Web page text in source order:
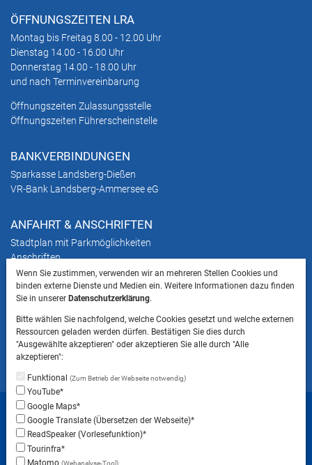
ÖFFNUNGSZEITEN LRA
Montag bis Freitag 8.00 - 12.00 Uhr
Dienstag 14.00 - 16.00 Uhr
Donnerstag 14.00 - 18.00 Uhr
und nach Terminvereinbarung
Öffnungszeiten Zulassungsstelle
Öffnungszeiten Führerscheinstelle
BANKVERBINDUNGEN
Sparkasse Landsberg-Dießen
VR-Bank Landsberg-Ammersee eG
ANFAHRT & ANSCHRIFTEN
Stadtplan mit Parkmöglichkeiten
Anschriften
HINWEIS
ins Landratsamt Landsberg am Lech NICHT
gestattet ist.
Startseite Sitemap
Datenschutzeinstellungen
Erklärung zur Barrierefreiheit
Wenn Sie zustimmen, verwenden wir an mehreren Stellen Cookies und
binden externe Dienste und Medien ein. Weitere Informationen dazu finden
Sie in unsererDatenschutzerklärung.
Bitte wählen Sie nachfolgend, welche Cookies gesetzt und welche externen
Ressourcen geladen werden dürfen. Bestätigen Sie dies durch
"Ausgewählte akzeptieren" oder akzeptieren Sie alle durch "Alle
akzeptieren":
Funktional(Zum Betrieb der Webseite notwendig)
YouTube*
Google Maps*
Google Translate (Übersetzen der Webseite)*
ReadSpeaker (Vorlesefunktion)*
Tourinfra*
(Webanalyse-Tool)